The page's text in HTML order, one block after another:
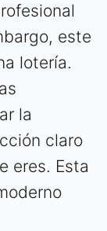
este
lotería.
la
claro
eres. Esta